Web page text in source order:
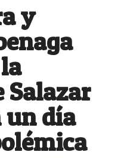
y
Salazar
un día